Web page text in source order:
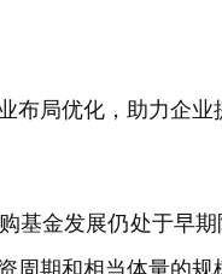
布局优化，助力企
基金发展仍处于早
周期和相当体量的